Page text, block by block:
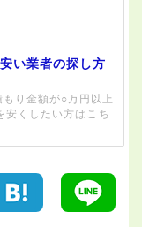
い業者の探し方
り金額が○万円以上
安くしたい方はこち